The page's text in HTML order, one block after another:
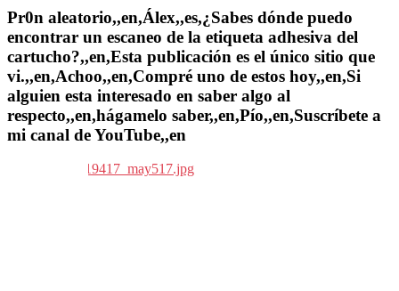
Pr0n aleatorio,,en,Álex,,es,¿Sabes dónde puedo
encontrar un escaneo de la etiqueta adhesiva del
cartucho?,,en,Esta publicación es el único sitio que
vi.,,en,Achoo,,en,Compré uno de estos hoy,,en,Si
alguien esta interesado en saber algo al
respecto,,en,hágamelo saber,,en,Pío,,en,Suscríbete a
mi canal de YouTube,,en